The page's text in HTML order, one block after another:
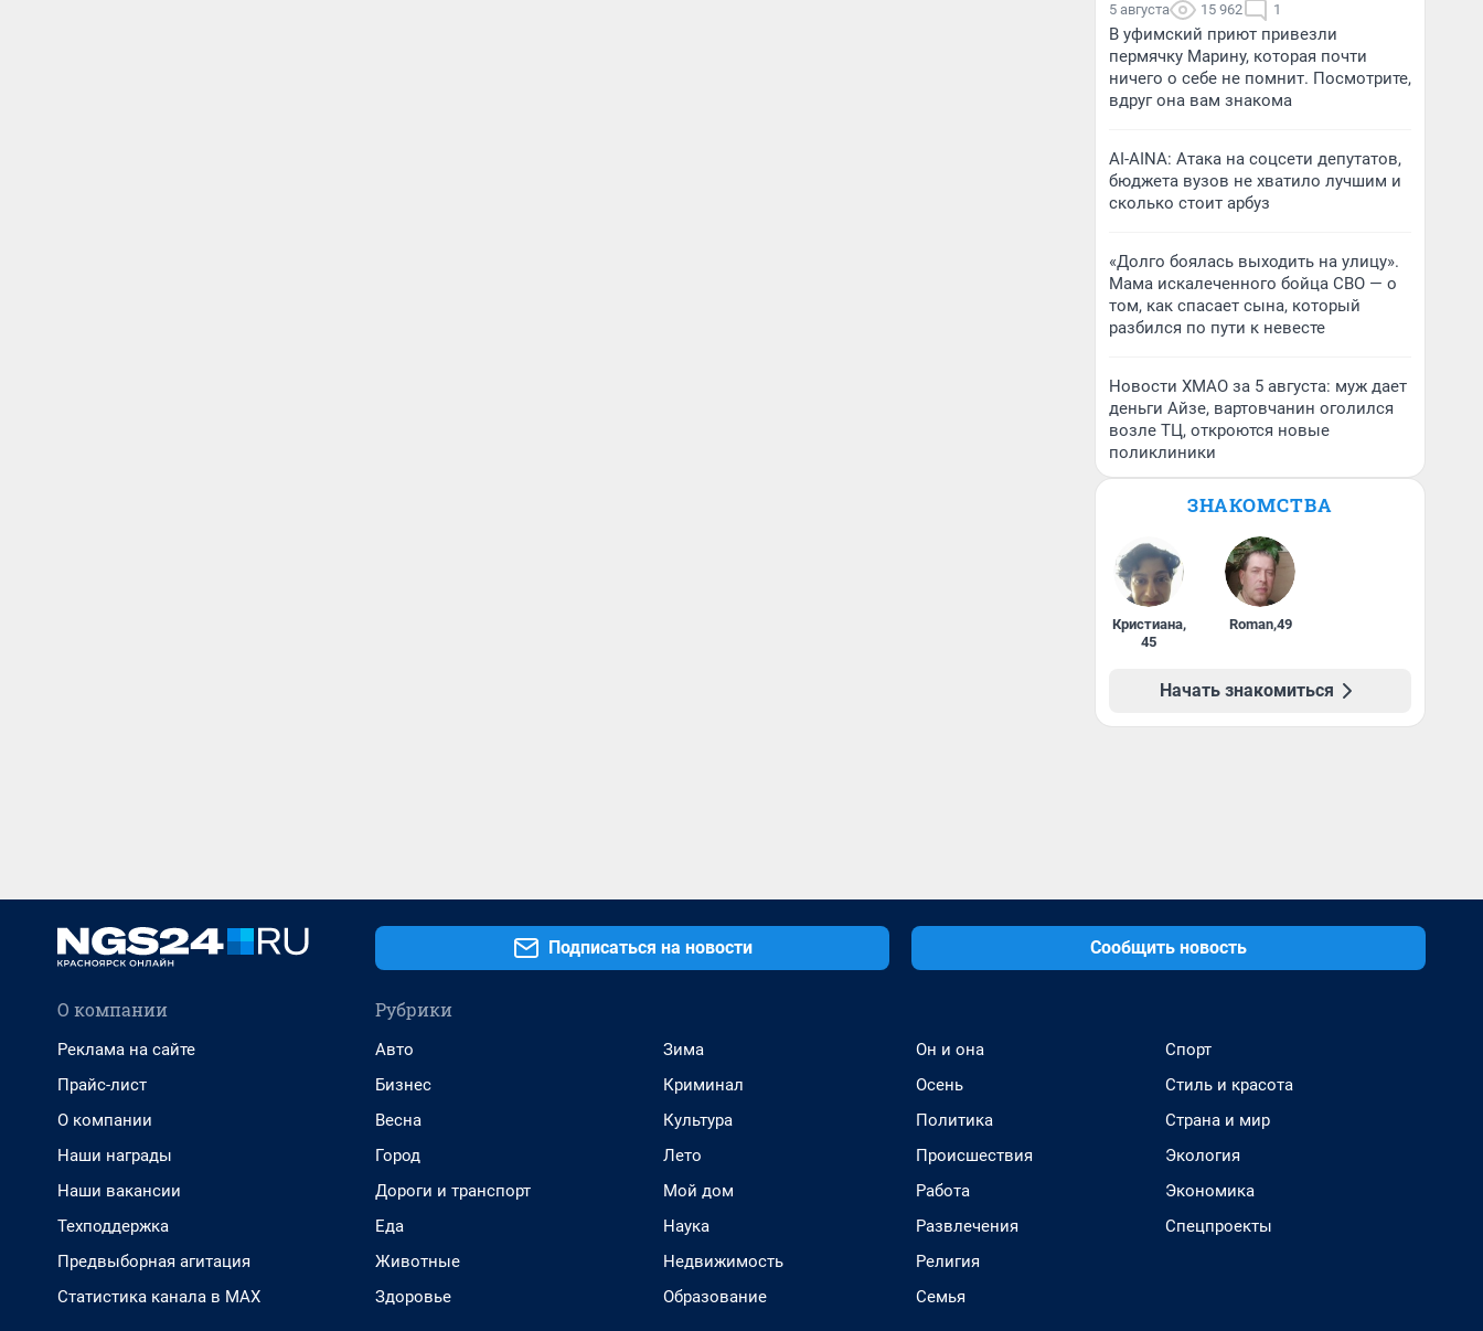
5 августа 15 962 1
В уфимский приют привезли
пермячку Марину, которая почти
ничего о себе не помнит. Посмотрите,
вдруг она вам знакома
AI-AINA: Атака на соцсети депутатов,
бюджета вузов не хватило лучшим и
сколько стоит арбуз
«Долго боялась выходить на улицу».
Мама искалеченного бойца СВО — о
том, как спасает сына, который
разбился по пути к невесте
Новости ХМАО за 5 августа: муж дает
деньги Айзе, вартовчанин оголился
возле ТЦ, откроются новые
поликлиники
ЗНАКОМСТВА
Кристиана,
45
Roman,49
Начать знакомиться
Подписаться на новости Сообщить новость
О компании
Реклама на сайте
Прайс-лист
О компании
Наши награды
Наши вакансии
Техподдержка
Предвыборная агитация
Статистика канала в MAX
Рубрики
Авто
Бизнес
Весна
Город
Дороги и транспорт
Еда
Животные
Здоровье
Зима
Криминал
Культура
Лето
Мой дом
Наука
Недвижимость
Образование
Он и она
Осень
Политика
Происшествия
Работа
Развлечения
Религия
Семья
Спорт
Стиль и красота
Страна и мир
Экология
Экономика
Спецпроекты